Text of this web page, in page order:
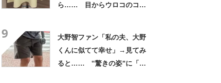
ら…… 目からウロコのコー
9
大野智ファン「私の夫、大野
くんに似てて幸せ」→見てみ
ると…… ‟驚きの姿”に「最